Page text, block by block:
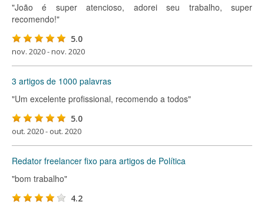
"João é super atencioso, adorei seu trabalho, super
recomendo!"
5.0
nov. 2020 - nov. 2020
3 artigos de 1000 palavras
"Um excelente profissional, recomendo a todos"
5.0
out. 2020 - out. 2020
Redator freelancer fixo para artigos de Política
"bom trabalho"
4.2